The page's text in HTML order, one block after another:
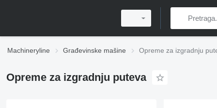
Machineryline Građevinske mašine Opreme za izgradnju
Opreme za izgradnju puteva